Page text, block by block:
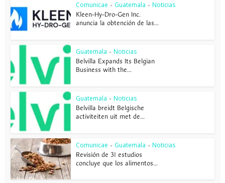
Comunicae • Guatemala • Noticias
Kleen-Hy-Dro-Gen Inc.
anuncia la obtención de las...
Guatemala • Noticias
Belvilla Expands Its Belgian
Business with the...
Guatemala • Noticias
Belvilla breidt Belgische
activiteiten uit met de...
Comunicae • Guatemala • Noticias
Revisión de 31 estudios
concluye que los alimentos...